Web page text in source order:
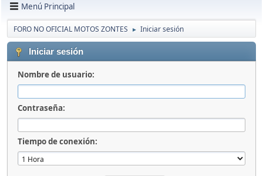
Menú Principal
FORO NO OFICIAL MOTOS ZONTES ► Iniciar sesión
Iniciar sesión
Nombre de usuario:
Contraseña:
Tiempo de conexión: